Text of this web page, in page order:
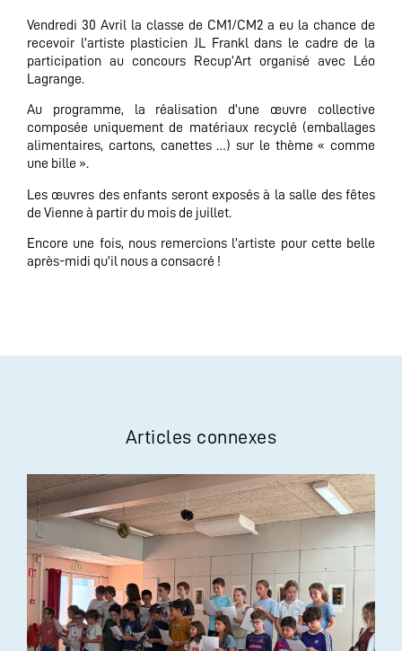
Vendredi 30 Avril la classe de CM1/CM2 a eu la chance de
recevoir l’artiste plasticien JL Frankl dans le cadre de la
participation au concours Recup’Art organisé avec Léo
Lagrange.
Au programme, la réalisation d’une œuvre collective
composée uniquement de matériaux recyclé (emballages
alimentaires, cartons, canettes …) sur le thème « comme
une bille ».
Les œuvres des enfants seront exposés à la salle des fêtes
de Vienne à partir du mois de juillet.
Encore une fois, nous remercions l’artiste pour cette belle
après-midi qu’il nous a consacré !
Articles connexes